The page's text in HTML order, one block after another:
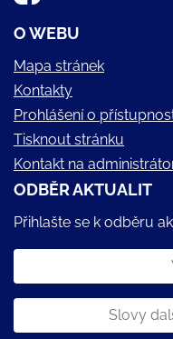
O WEBU
Mapa stránek
Kontakty
Prohlášení o
Tisknout stránku
Kontakt na
ODBĚR AKTUALIT
Přihlašte se k odběru